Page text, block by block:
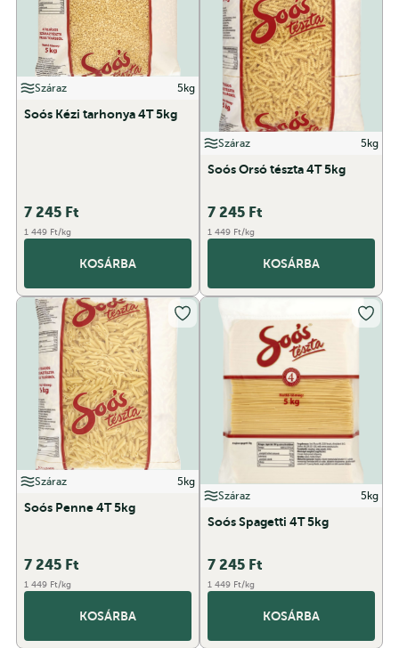
Száraz 5kg
Soós Kézi tarhonya 4T 5kg
7 245 Ft
1 449 Ft/kg
KOSÁRBA
Száraz 5kg
Soós Orsó tészta 4T 5kg
7 245 Ft
1 449 Ft/kg
KOSÁRBA
Száraz 5kg
Soós Penne 4T 5kg
7 245 Ft
1 449 Ft/kg
KOSÁRBA
Száraz 5kg
Soós Spagetti 4T 5kg
7 245 Ft
1 449 Ft/kg
KOSÁRBA